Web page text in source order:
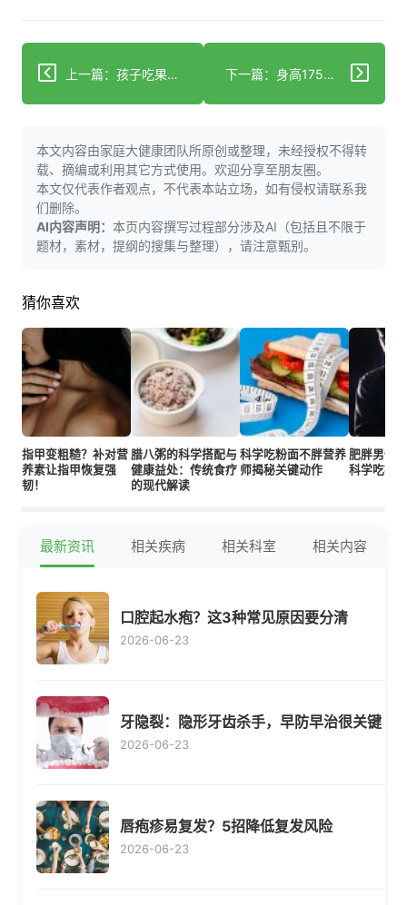
上一篇：孩子吃果冻易肥胖？8个危害得警惕，科学护娃 下一篇：身高175体重100斤？搞懂消瘦4原因，科学增重不踩坑
本文内容由家庭大健康团队所原创或整理，未经授权不得转
载、摘编或利用其它方式使用。欢迎分享至朋友圈。
本文仅代表作者观点，不代表本站立场，如有侵权请联系我
们删除。
AI内容声明： 本页内容撰写过程部分涉及AI（包括且不限于
题材，素材，提纲的搜集与整理），请注意甄别。
猜你喜欢
指甲变粗糙？补对营
养素让指甲恢复强
韧！
腊八粥的科学搭配与
健康益处：传统食疗
的现代解读
科学吃粉面不胖营养
师揭秘关键动作
肥胖男性
科学吃瘦
最新资讯 相关疾病 相关科室 相关内容
口腔起水疱？这3种常见原因要分清
2026-06-23
牙隐裂：隐形牙齿杀手，早防早治很关键
2026-06-23
唇疱疹易复发？5招降低复发风险
2026-06-23